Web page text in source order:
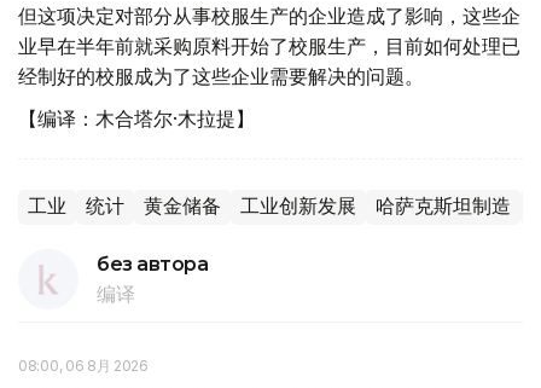
但这项决定对部分从事校服生产的企业造成了影响，这些企
业早在半年前就采购原料开始了校服生产，目前如何处理已
经制好的校服成为了这些企业需要解决的问题。
【编译：木合塔尔·木拉提】
工业 统计 黄金储备 工业创新发展 哈萨克斯坦制造
без автора
编译
08:00, 06 8月 2026